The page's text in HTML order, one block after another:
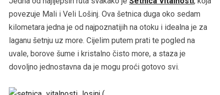
povezuje Mali i Veli Lošinj. Ova šetnica duga oko sedam
kilometara jedna je od najpoznatijih na otoku i idealna je za
laganu šetnju uz more. Cijelim putem prati te pogled na
uvale, borove šume i kristalno čisto more, a staza je
dovoljno jednostavna da je mogu proći gotovo svi.